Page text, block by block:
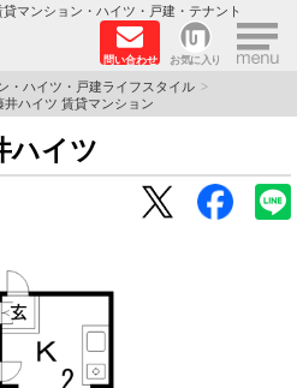
マンション・ハイツ・戸建・テナント
問い合わせ お気に入り ×
集
・ハイツ・戸建ライフスタイル
井ハイツ 賃貸マンション
ハイツ